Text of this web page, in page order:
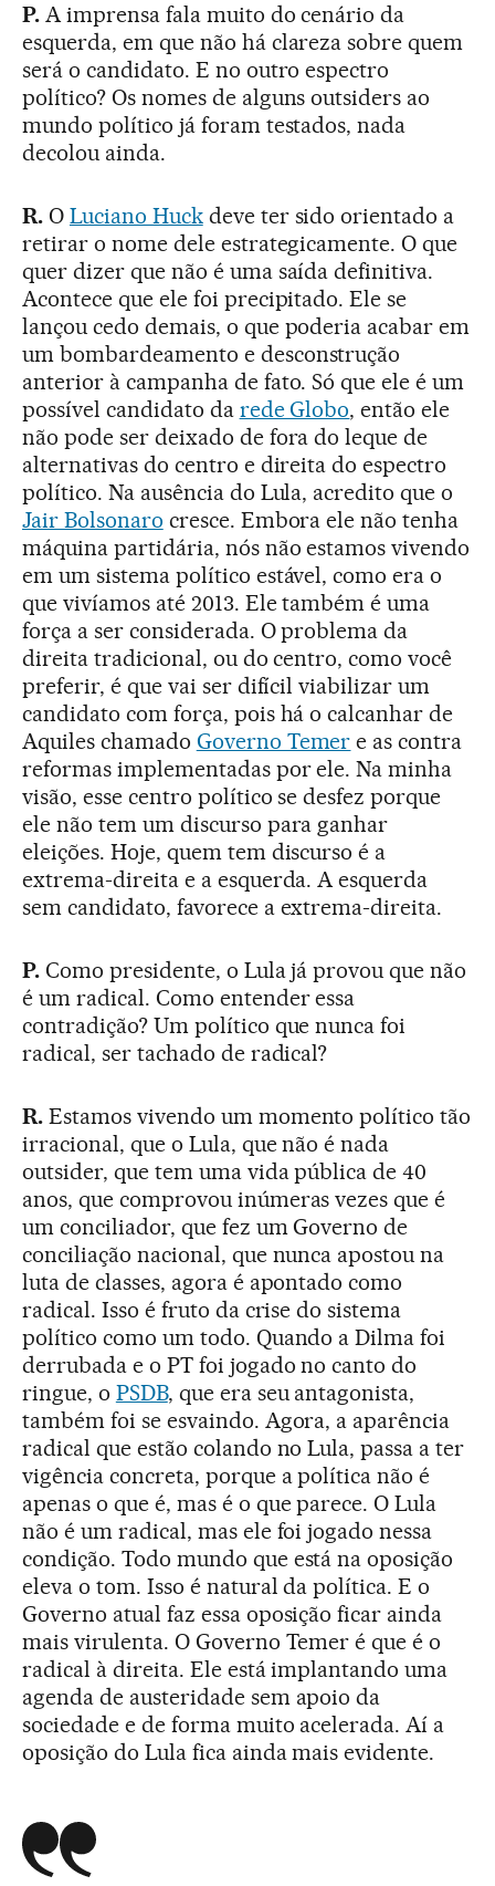
P.A imprensa fala muito do cenário da
esquerda, em que não há clareza sobre quem
será o candidato. E no outro espectro
político? Os nomes de alguns outsiders ao
mundo político já foram testados, nada
decolou ainda.
R.O Luciano Huckdeve ter sido orientado a
retirar o nome dele estrategicamente. O que
quer dizer que não é uma saída definitiva.
Acontece que ele foi precipitado. Ele se
lançou cedo demais, o que poderia acabar em
um bombardeamento e desconstrução
anterior à campanha de fato. Só que ele é um
possível candidato da rede Globo, então ele
não pode ser deixado de fora do leque de
alternativas do centro e direita do espectro
político. Na ausência do Lula, acredito que o
Jair Bolsonaro cresce. Embora ele não tenha
máquina partidária, nós não estamos vivendo
em um sistema político estável, como era o
que vivíamos até 2013. Ele também é uma
força a ser considerada. O problema da
direita tradicional, ou do centro, como você
preferir, é que vai ser difícil viabilizar um
candidato com força, pois há o calcanhar de
Aquiles chamado Governo Temer e as contra
reformas implementadas por ele. Na minha
visão, esse centro político se desfez porque
ele não tem um discurso para ganhar
eleições. Hoje, quem tem discurso é a
extrema-direita e a esquerda. A esquerda
sem candidato, favorece a extrema-direita.
P.Como presidente, o Lula já provou que não
é um radical. Como entender essa
contradição? Um político que nunca foi
radical, ser tachado de radical?
R.Estamos vivendo um momento político tão
irracional, que o Lula, que não é nada
outsider, que tem uma vida pública de 40
anos, que comprovou inúmeras vezes que é
um conciliador, que fez um Governo de
conciliação nacional, que nunca apostou na
luta de classes, agora é apontado como
radical. Isso é fruto da crise do sistema
político como um todo. Quando a Dilma foi
derrubada e o PT foi jogado no canto do
ringue, o PSDB, que era seu antagonista,
também foi se esvaindo. Agora, a aparência
radical que estão colando no Lula, passa a ter
vigência concreta, porque a política não é
apenas o que é, mas é o que parece. O Lula
não é um radical, mas ele foi jogado nessa
condição. Todo mundo que está na oposição
eleva o tom. Isso é natural da política. E o
Governo atual faz essa oposição ficar ainda
mais virulenta. O Governo Temer é que é o
radical à direita. Ele está implantando uma
agenda de austeridade sem apoio da
sociedade e de forma muito acelerada. Aí a
oposição do Lula fica ainda mais evidente.